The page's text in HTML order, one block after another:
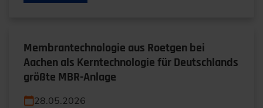
Membrantechnologie aus Roetgen bei
Aachen als Kerntechnologie für Deutschlands
größte MBR-Anlage
28.05.2026